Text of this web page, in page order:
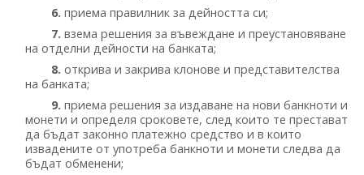
6. приема правилник за дейността си;
7. взема решения за въвеждане и преустановяване
на отделни дейности на банката;
8. открива и закрива клонове и представителства
на банката;
9. приема решения за издаване на нови банкноти и
монети и определя сроковете, след които те престават
да бъдат законно платежно средство и в които
извадените от употреба банкноти и монети следва да
бъдат обменени;